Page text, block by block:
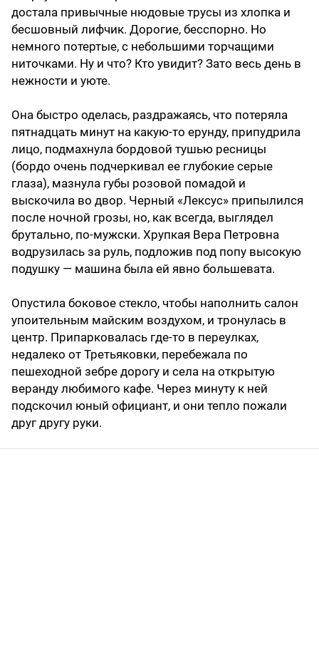
достала привычные нюдовые трусы из хлопка и
бесшовный лифчик. Дорогие, бесспорно. Но
немного потертые, с небольшими торчащими
ниточками. Ну и что? Кто увидит? Зато весь день в
нежности и уюте.
Она быстро оделась, раздражаясь, что потеряла
пятнадцать минут на какую-то ерунду, припудрила
лицо, подмахнула бордовой тушью ресницы
(бордо очень подчеркивал ее глубокие серые
глаза), мазнула губы розовой помадой и
выскочила во двор. Черный «Лексус» припылился
после ночной грозы, но, как всегда, выглядел
брутально, по-мужски. Хрупкая Вера Петровна
водрузилась за руль, подложив под попу высокую
подушку — машина была ей явно большевата.
Опустила боковое стекло, чтобы наполнить салон
упоительным майским воздухом, и тронулась в
центр. Припарковалась где-то в переулках,
недалеко от Третьяковки, перебежала по
пешеходной зебре дорогу и села на открытую
веранду любимого кафе. Через минуту к ней
подскочил юный официант, и они тепло пожали
друг другу руки.